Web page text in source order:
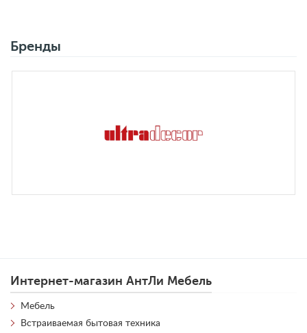
Бренды
Интернет-магазин АнтЛи Мебель
Мебель
Встраиваемая бытовая техника